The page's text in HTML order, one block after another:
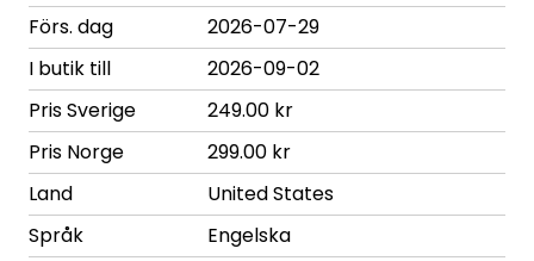
Förs. dag
2026-07-29
I butik till
2026-09-02
Pris Sverige
249.00 kr
Pris Norge
299.00 kr
Land
United States
Språk
Engelska